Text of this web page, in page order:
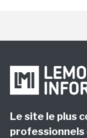
Le site le plus
professionnels